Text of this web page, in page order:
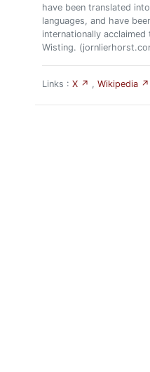
have been translated
languages, and have
internationally acclaimed
Wisting.
Links : X ↗ , Wikipedia ↗